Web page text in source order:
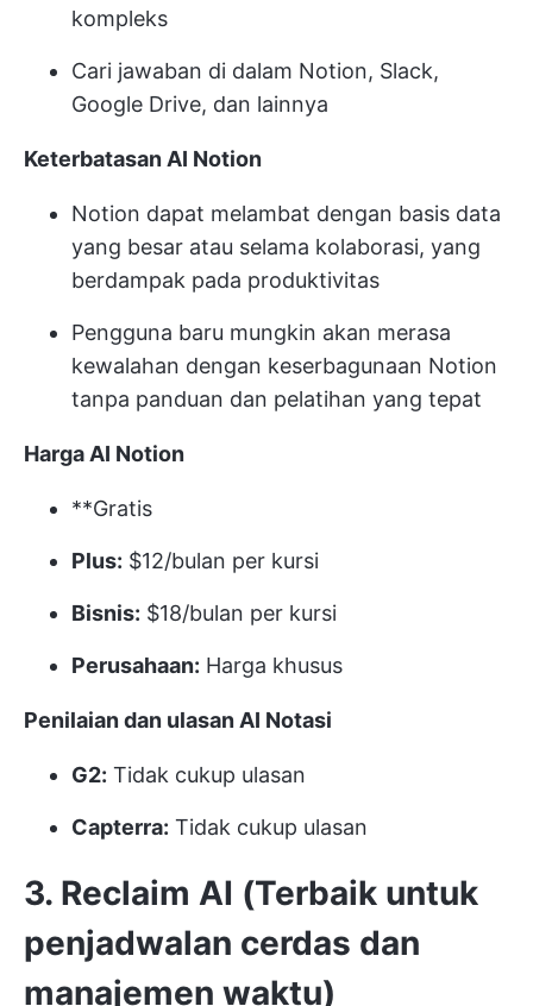
kompleks
Cari jawaban di dalam Notion, Slack,
Google Drive, dan lainnya
Keterbatasan AI Notion
Notion dapat melambat dengan basis data
yang besar atau selama kolaborasi, yang
berdampak pada produktivitas
Pengguna baru mungkin akan merasa
kewalahan dengan keserbagunaan Notion
tanpa panduan dan pelatihan yang tepat
Harga AI Notion
**Gratis
Plus: $12/bulan per kursi
Bisnis: $18/bulan per kursi
Perusahaan: Harga khusus
Penilaian dan ulasan AI Notasi
G2: Tidak cukup ulasan
Capterra: Tidak cukup ulasan
3. Reclaim AI (Terbaik untuk
penjadwalan cerdas dan
manajemen waktu)